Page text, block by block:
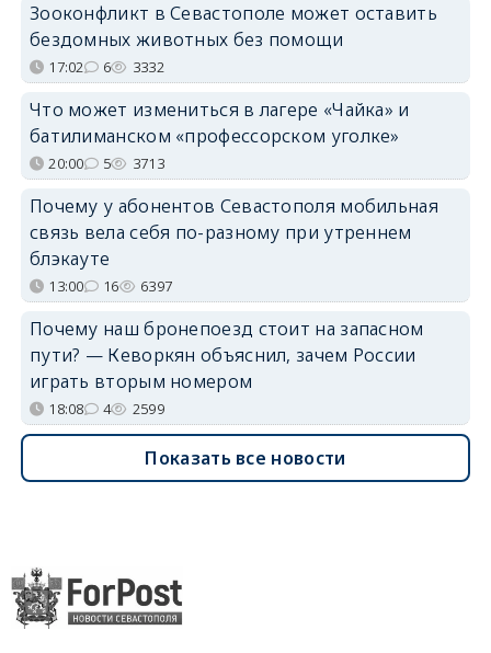
Зооконфликт в Севастополе может оставить
бездомных животных без помощи
17:02 6 3332
Что может измениться в лагере «Чайка» и
батилиманском «профессорском уголке»
20:00 5 3713
Почему у абонентов Севастополя мобильная
связь вела себя по-разному при утреннем
блэкауте
13:00 16 6397
Почему наш бронепоезд стоит на запасном
пути? — Кеворкян объяснил, зачем России
играть вторым номером
18:08 4 2599
Показать все новости